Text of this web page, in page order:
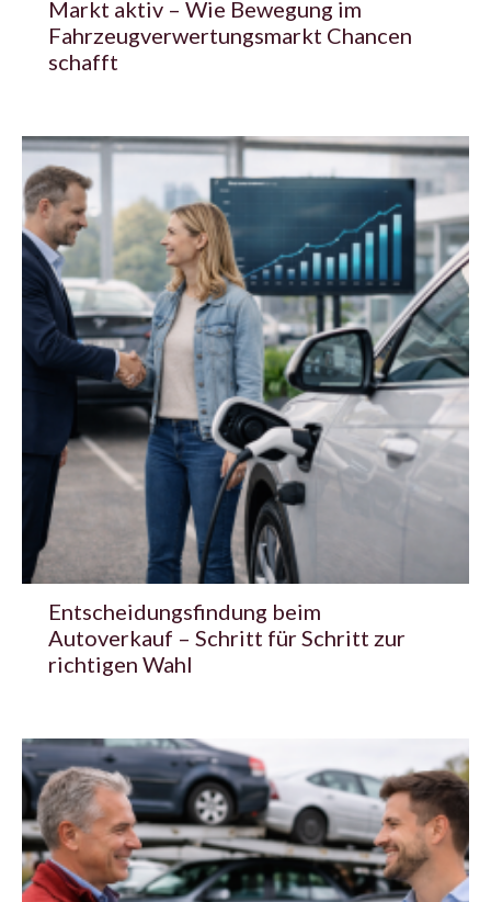
Markt aktiv – Wie Bewegung im
Fahrzeugverwertungsmarkt Chancen
schafft
Entscheidungsfindung beim
Autoverkauf – Schritt für Schritt zur
richtigen Wahl